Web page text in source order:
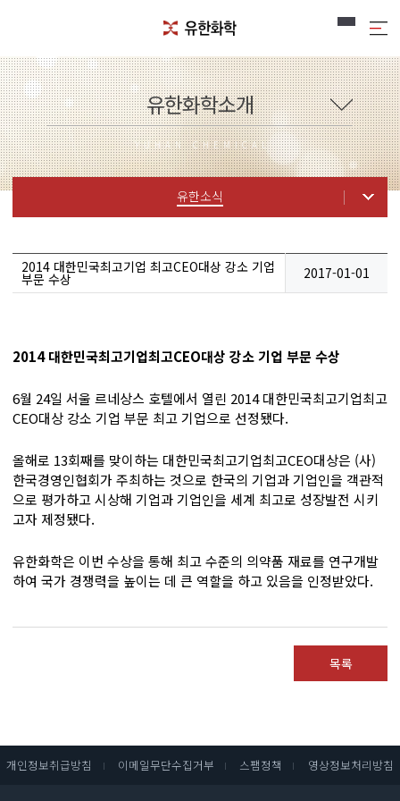
유한화학소개
YUHAN CHEMICAL
유한소식
2014 대한민국최고기업 최고CEO대상 강소 기업
부문 수상 2017-01-01
2014 대한민국최고기업최고CEO대상 강소 기업 부문 수상
6월 24일 서울 르네상스 호텔에서 열린 2014 대한민국최고기업최고
CEO대상 강소 기업 부문 최고 기업으로 선정됐다.
올해로 13회째를 맞이하는 대한민국최고기업최고CEO대상은 (사)
한국경영인협회가 주최하는 것으로 한국의 기업과 기업인을 객관적
으로 평가하고 시상해 기업과 기업인을 세계 최고로 성장발전 시키
고자 제정됐다.
유한화학은 이번 수상을 통해 최고 수준의 의약품 재료를 연구개발
하여 국가 경쟁력을 높이는 데 큰 역할을 하고 있음을 인정받았다.​
목록
개인정보취급방침 I 이메일무단수집거부 I 스팸정책 I 영상정보처리방침